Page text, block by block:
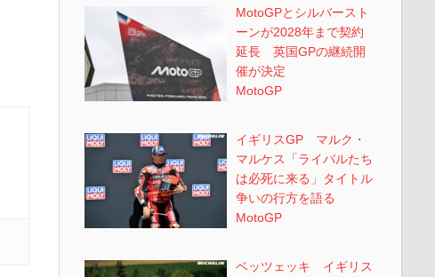
MotoGPとシルバースト
ーンが2028年まで契約
延長 英国GPの継続開
催が決定
MotoGP
イギリスGP マルク・
マルケス「ライバルたち
は必死に来る」タイトル
争いの行方を語る
MotoGP
ベッツェッキ イギリス